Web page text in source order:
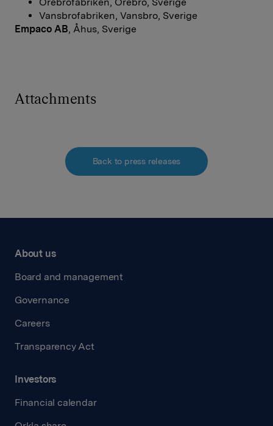
Vansbrofabriken, Vansbro, Sverige
Empaco AB, Åhus, Sverige
Attachments
Back to press releases
About us
Board and management
Governance
Careers
Transparency Act
Investors
Financial calendar